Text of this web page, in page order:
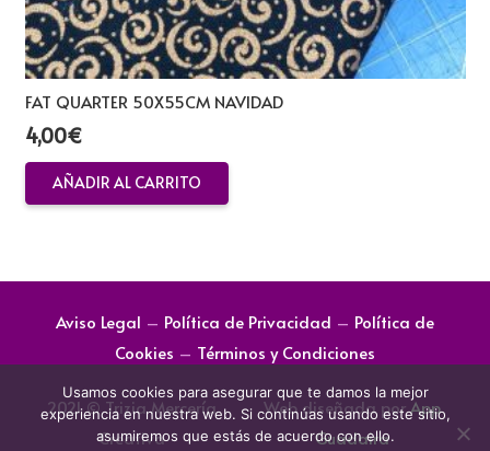
FAT QUARTER 50X55CM NAVIDAD
4,00€
AÑADIR AL CARRITO
Aviso Legal – Política de Privacidad – Política de
Cookies – Términos y Condiciones
2021 © Trizia Mercería
Creativa
Web diseñada porApp
Guadaira
Usamos cookies para asegurar que te damos la mejor
experiencia en nuestra web. Si continúas usando este sitio,
asumiremos que estás de acuerdo con ello.